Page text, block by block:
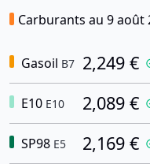
Carburants au 9 août
Gasoil B7 2,249 €
E10 E10 2,089 €
SP98 E5 2,169 €